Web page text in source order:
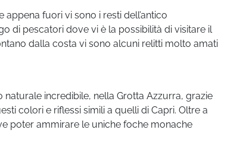
fuori vi sono i resti dell’antico
di pescatori dove vi è la possibilità di visitare il
dalla costa vi sono alcuni relitti molto amati
incredibile, nella Grotta Azzurra, grazie
colori e riflessi simili a quelli di Capri. Oltre a
poter ammirare le uniche foche monache